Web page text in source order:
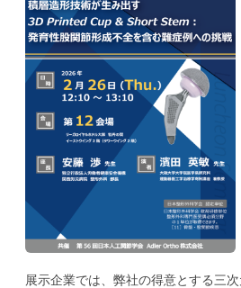
展示企業では、弊社の得意とする三